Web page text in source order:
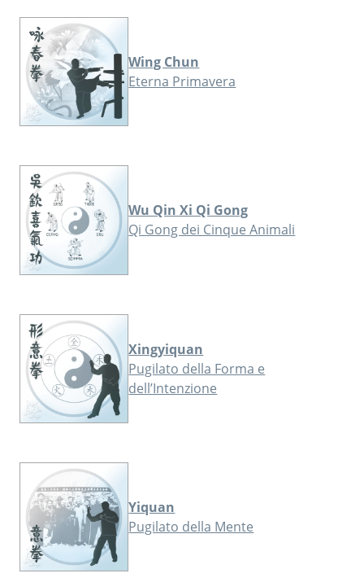
Wing Chun
Eterna Primavera
Wu Qin Xi Qi Gong
Qi Gong dei Cinque Animali
Xingyiquan
Pugilato della Forma e
dell’Intenzione
Yiquan
Pugilato della Mente